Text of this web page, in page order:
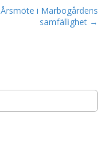
Årsmöte i Marbogårdens
samfällighet →